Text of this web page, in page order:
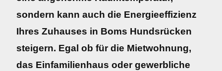
sondern kann auch die Energieeffizienz
Ihres Zuhauses in Boms Hundsrücken
steigern. Egal ob für die Mietwohnung,
das Einfamilienhaus oder gewerbliche